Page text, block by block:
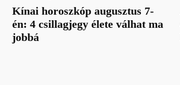
Kínai horoszkóp augusztus 7-
én: 4 csillagjegy élete válhat ma
jobbá